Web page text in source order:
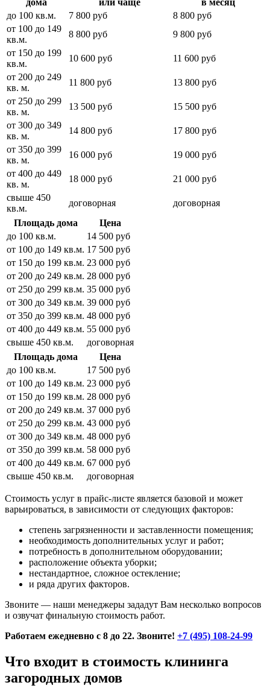
до 100 кв.м.
7 800 руб
8 800 руб
от 100 до 149
кв.м.
8 800 руб
9 800 руб
от 150 до 199
кв.м.
10 600 руб
11 600 руб
от 200 до 249
кв. м.
11 800 руб
13 800 руб
от 250 до 299
кв. м.
13 500 руб
15 500 руб
от 300 до 349
кв. м.
14 800 руб
17 800 руб
от 350 до 399
кв. м.
16 000 руб
19 000 руб
от 400 до 449
кв. м.
18 000 руб
21 000 руб
свыше 450
кв.м.
договорная
договорная
Площадь дома
Цена
до 100 кв.м.
14 500 руб
от 100 до 149 кв.м. 17 500 руб
от 150 до 199 кв.м. 23 000 руб
от 200 до 249 кв.м. 28 000 руб
от 250 до 299 кв.м. 35 000 руб
от 300 до 349 кв.м. 39 000 руб
от 350 до 399 кв.м. 48 000 руб
от 400 до 449 кв.м. 55 000 руб
свыше 450 кв.м.
договорная
Площадь дома
Цена
до 100 кв.м.
17 500 руб
от 100 до 149 кв.м. 23 000 руб
от 150 до 199 кв.м. 28 000 руб
от 200 до 249 кв.м. 37 000 руб
от 250 до 299 кв.м. 43 000 руб
от 300 до 349 кв.м. 48 000 руб
от 350 до 399 кв.м. 58 000 руб
от 400 до 449 кв.м. 67 000 руб
свыше 450 кв.м.
договорная
Стоимость услуг в прайс-листе является базовой и может
варьироваться, в зависимости от следующих факторов:
степень загрязненности и заставленности помещения;
необходимость дополнительных услуг и работ;
потребность в дополнительном оборудовании;
расположение объекта уборки;
нестандартное, сложное остекление;
и ряда других факторов.
Звоните — наши менеджеры зададут Вам несколько вопросов
и озвучат финальную стоимость работ.
Работаем ежедневно с 8 до 22. Звоните! +7 (495) 108-24-99
Что входит в стоимость клининга
загородных домов